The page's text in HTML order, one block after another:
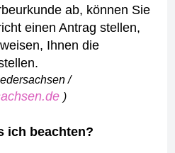
ab, können Sie
einen Antrag stellen,
Ihnen die
/
)
ich beachten?